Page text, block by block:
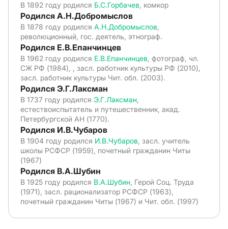
В 1892 году родился Б.С.Горбачев , комкор
Родился А.Н.Добромыслов
В 1878 году родился А.Н.Добромыслов
революционный, гос. деятель, этнограф.
Родился Е.В.Епанчинцев
В 1962 году родился Е.В.Епанчинцев , фотограф, чл.
СЖ РФ (1984), , засл. работник культуры РФ (2010),
засл. работник культуры Чит. обл. (2003).
Родился Э.Г.Лаксман
В 1737 году родился Э.Г.Лаксман
естествоиспытатель и путешественник, акад.
Петербургской АН (1770).
Родился И.В.Чубаров
В 1904 году родился И.В.Чубаров , засл. учитель
школы РСФСР (1959), почетный гражданин Читы
(1967)
Родился В.А.Шубин
В 1925 году родился В.А.Шубин , Герой Соц. Труда
(1971), засл. рационализатор РСФСР (1963),
почетный гражданин Читы (1967) и Чит. обл. (1997)